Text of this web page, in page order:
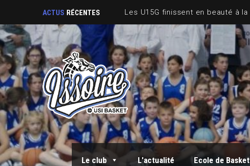
ACTUS RÉCENTES
Le club L'actualité Ecole de Basket